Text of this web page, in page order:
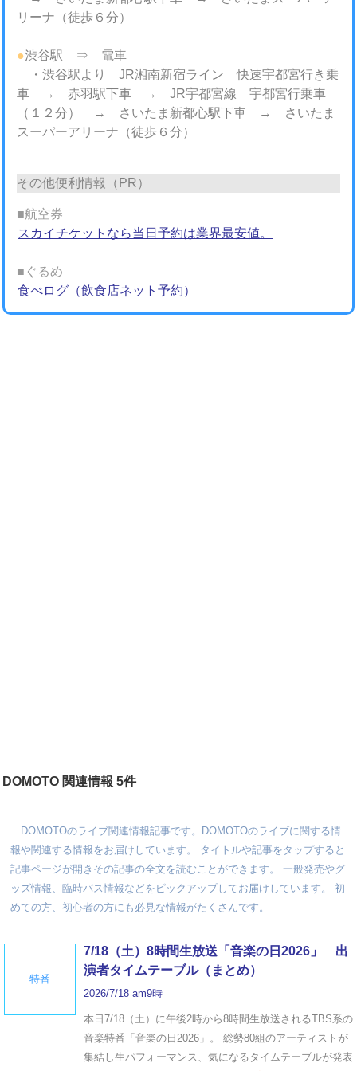
リーナ（徒歩６分）
●渋谷駅 ⇒ 電車
・渋谷駅より JR湘南新宿ライン 快速宇都宮行き乗
車 → 赤羽駅下車 → JR宇都宮線 宇都宮行乗車
（１２分） → さいたま新都心駅下車 → さいたま
スーパーアリーナ（徒歩６分）
その他便利情報（PR）
■航空券
スカイチケットなら当日予約は業界最安値。
■ぐるめ
食べログ（飲食店ネット予約）
DOMOTO 関連情報 5件
DOMOTOのライブ関連情報記事です。DOMOTOのライブに関する情
報や関連する情報をお届けしています。 タイトルや記事をタップすると
記事ページが開きその記事の全文を読むことができます。 一般発売やグ
ッズ情報、臨時バス情報などをピックアップしてお届けしています。 初
めての方、初心者の方にも必見な情報がたくさんです。
特番
7/18（土）8時間生放送「音楽の日2026」 出
演者タイムテーブル（まとめ）
2026/7/18 am9時
本日7/18（土）に午後2時から8時間生放送されるTBS系の
音楽特番「音楽の日2026」。 総勢80組のアーティストが
集結し生パフォーマンス、気になるタイムテーブルが発表